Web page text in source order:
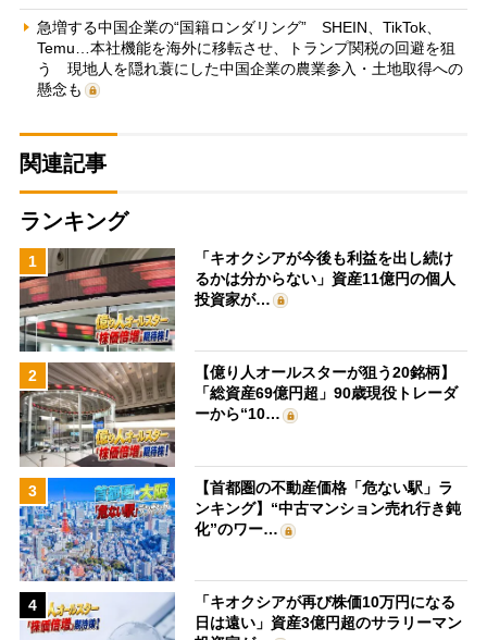
急増する中国企業の“国籍ロンダリング” SHEIN、TikTok、
Temu…本社機能を海外に移転させ、トランプ関税の回避を狙
う 現地人を隠れ蓑にした中国企業の農業参入・土地取得への
懸念も
関連記事
ランキング
1
「キオクシアが今後も利益を出し続け
るかは分からない」資産11億円の個人
投資家が…
2
【億り人オールスターが狙う20銘柄】
「総資産69億円超」90歳現役トレーダ
ーから“10…
3
【首都圏の不動産価格「危ない駅」ラ
ンキング】“中古マンション売れ行き鈍
化”のワー…
4
「キオクシアが再び株価10万円になる
日は遠い」資産3億円超のサラリーマン